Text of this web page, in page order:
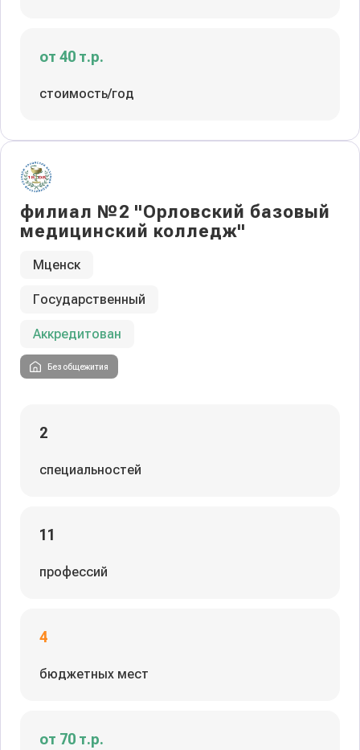
от 40 т.р.
стоимость/год
филиал №2 "Орловский базовый
медицинский колледж"
Мценск
Государственный
Аккредитован
Без общежития
2
специальностей
11
профессий
4
бюджетных мест
от 70 т.р.